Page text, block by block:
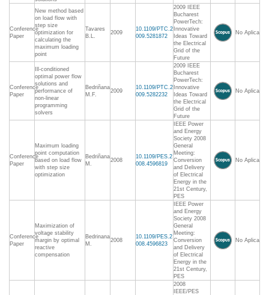
Conference
Paper
New method based
on load flow with
step size
optimization for
calculating the
maximum loading
point
Tavares
B.L.
2009
10.1109/PTC.2
009.5281872
2009 IEEE
Bucharest
PowerTech:
Innovative
Ideas Toward
the Electrical
Grid of the
Future
No Aplica
Conference
Paper
Ill-conditioned
optimal power flow
solutions and
performance of
non-linear
programming
solvers
Bedriñana
M.F.
2009
10.1109/PTC.2
009.5282232
2009 IEEE
Bucharest
PowerTech:
Innovative
Ideas Toward
the Electrical
Grid of the
Future
No Aplica
Conference
Paper
Maximum loading
point computation
based on load flow
with step size
optimization
Bedriñana
M.
2008
10.1109/PES.2
008.4596819
IEEE Power
and Energy
Society 2008
General
Meeting:
Conversion
and Delivery
of Electrical
Energy in the
21st Century,
PES
No Aplica
Conference
Paper
Maximization of
voltage stability
margin by optimal
reactive
compensation
Bedrinana
M.
2008
10.1109/PES.2
008.4596823
IEEE Power
and Energy
Society 2008
General
Meeting:
Conversion
and Delivery
of Electrical
Energy in the
21st Century,
PES
No Aplica
2008
IEEE/PES